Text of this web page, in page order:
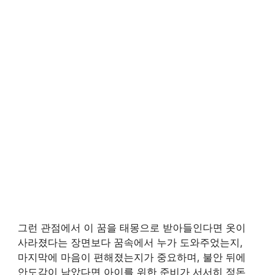
그런 관점에서 이 꿈을 태몽으로 받아들인다면 옷이
사라졌다는 장면보다 꿈속에서 누가 도와주었는지,
마지막에 마음이 편해졌는지가 중요하며, 불안 뒤에
안도감이 남았다면 아이를 위한 준비가 서서히 정돈